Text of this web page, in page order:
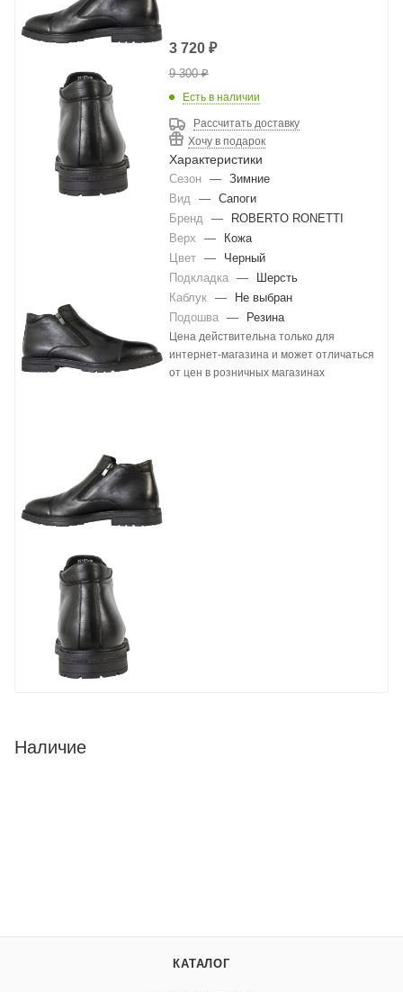
3 720₽
9 300₽
Есть в наличии
Рассчитать доставку
Хочу в подарок
Характеристики
Сезон —
Зимние
Вид
—
Сапоги
Бренд
—
ROBERTO RONETTI
Верх
—
Кожа
Цвет —
Черный
Подкладка —
Шерсть
Каблук —
Не выбран
Подошва — Резина
Цена действительна только для
интернет-магазина и может отличаться
от цен в розничных магазинах
Наличие
КАТАЛОГ